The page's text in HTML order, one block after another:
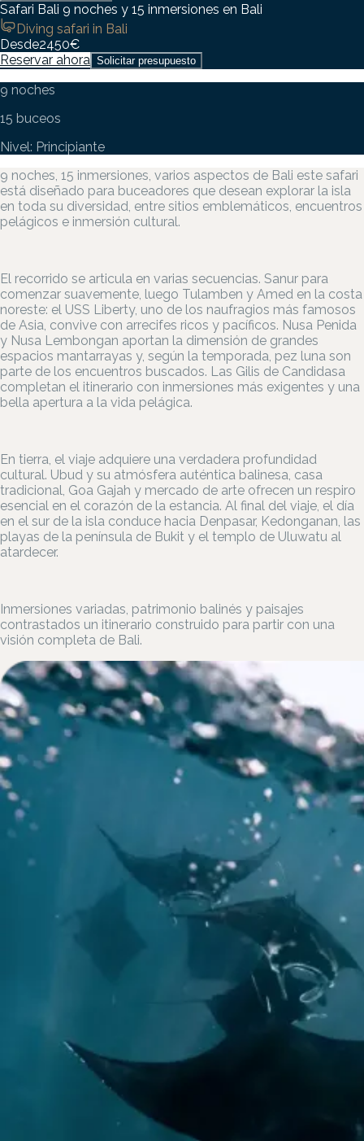
Safari Bali 9 noches y 15 inmersiones en Bali
Diving safari in Bali
Desde2450€
Reservar ahora Solicitar presupuesto
9 noches
15 buceos
Nivel: Principiante
9 noches, 15 inmersiones, varios aspectos de Bali este safari
está diseñado para buceadores que desean explorar la isla
en toda su diversidad, entre sitios emblemáticos, encuentros
pelágicos e inmersión cultural.
El recorrido se articula en varias secuencias. Sanur para
comenzar suavemente, luego Tulamben y Amed en la costa
noreste: el USS Liberty, uno de los naufragios más famosos
de Asia, convive con arrecifes ricos y pacíficos. Nusa Penida
y Nusa Lembongan aportan la dimensión de grandes
espacios mantarrayas y, según la temporada, pez luna son
parte de los encuentros buscados. Las Gilis de Candidasa
completan el itinerario con inmersiones más exigentes y una
bella apertura a la vida pelágica.
En tierra, el viaje adquiere una verdadera profundidad
cultural. Ubud y su atmósfera auténtica balinesa, casa
tradicional, Goa Gajah y mercado de arte ofrecen un respiro
esencial en el corazón de la estancia. Al final del viaje, el día
en el sur de la isla conduce hacia Denpasar, Kedonganan, las
playas de la península de Bukit y el templo de Uluwatu al
atardecer.
Inmersiones variadas, patrimonio balinés y paisajes
contrastados un itinerario construido para partir con una
visión completa de Bali.